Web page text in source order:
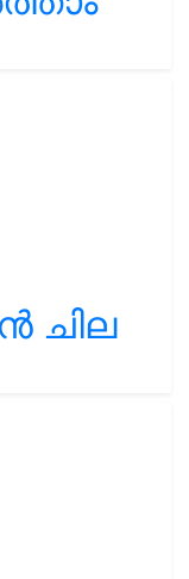
ചില